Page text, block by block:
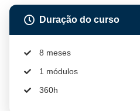
Duração do curso
8 meses
1 módulos
360h